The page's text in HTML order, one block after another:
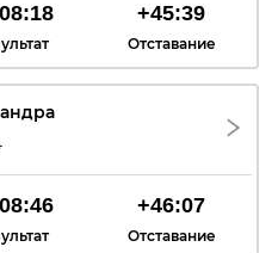
+45:39
Отставание
+46:07
Отставание